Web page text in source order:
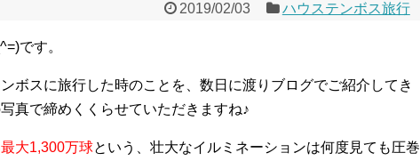
2019/02/03 ハウステンボス旅行
です。
ボスに旅行した時のことを、数日に渡りブログでご紹介してき
真で締めくくらせていただきますね♪
大1,300万球という、壮大なイルミネーションは何度見ても圧巻